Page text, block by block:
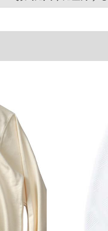
66 64
様がご使用の環境（コンピュ
ます。予めご了承ください。
なる場合があります。お取り
店頭での売り違い、店舗から
場合がございます。そのような
やかにご連絡させて頂きますの